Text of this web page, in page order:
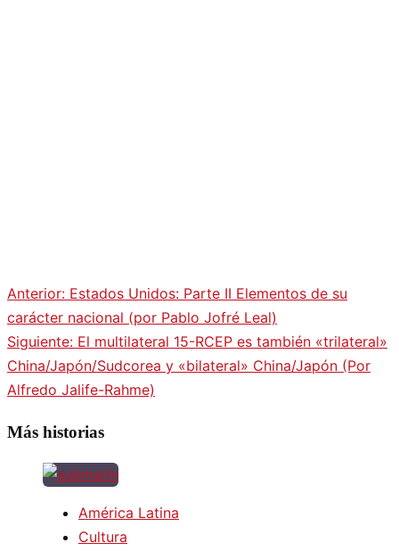
Navegación
de
entradas
Anterior: Estados Unidos: Parte II Elementos de su
carácter nacional (por Pablo Jofré Leal)
Siguiente: El multilateral 15-RCEP es también «trilateral»
China/Japón/Sudcorea y «bilateral» China/Japón (Por
Alfredo Jalife-Rahme)
Más historias
América Latina
Cultura